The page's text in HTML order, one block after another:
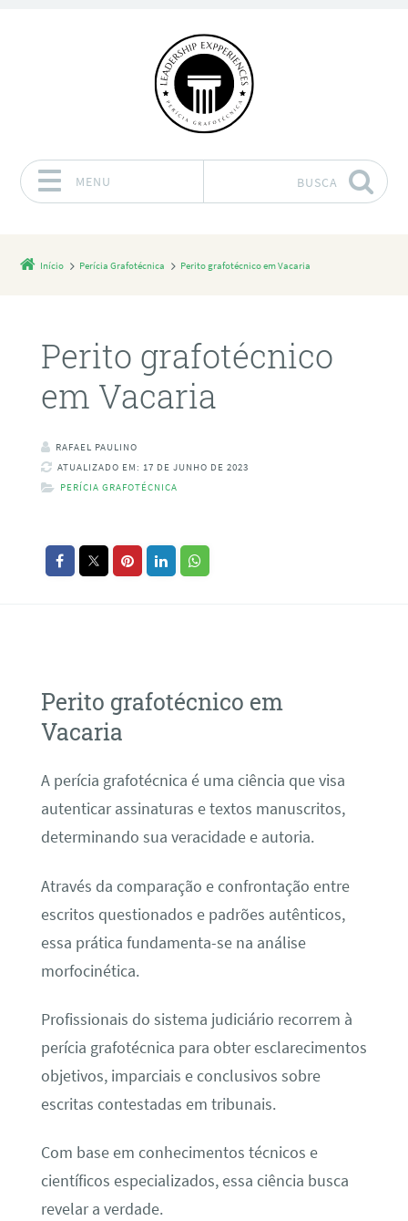
MENU BUSCA
Início Perícia Grafotécnica Perito grafotécnico em Vacaria
Perito grafotécnico
em Vacaria
RAFAEL PAULINO
ATUALIZADO EM: 17 DE JUNHO DE 2023
PERÍCIA GRAFOTÉCNICA
Perito grafotécnico em
Vacaria
A perícia grafotécnica é uma ciência que visa
autenticar assinaturas e textos manuscritos,
determinando sua veracidade e autoria.
Através da comparação e confrontação entre
escritos questionados e padrões autênticos,
essa prática fundamenta-se na análise
morfocinética.
Profissionais do sistema judiciário recorrem à
perícia grafotécnica para obter esclarecimentos
objetivos, imparciais e conclusivos sobre
escritas contestadas em tribunais.
Com base em conhecimentos técnicos e
científicos especializados, essa ciência busca
revelar a verdade.